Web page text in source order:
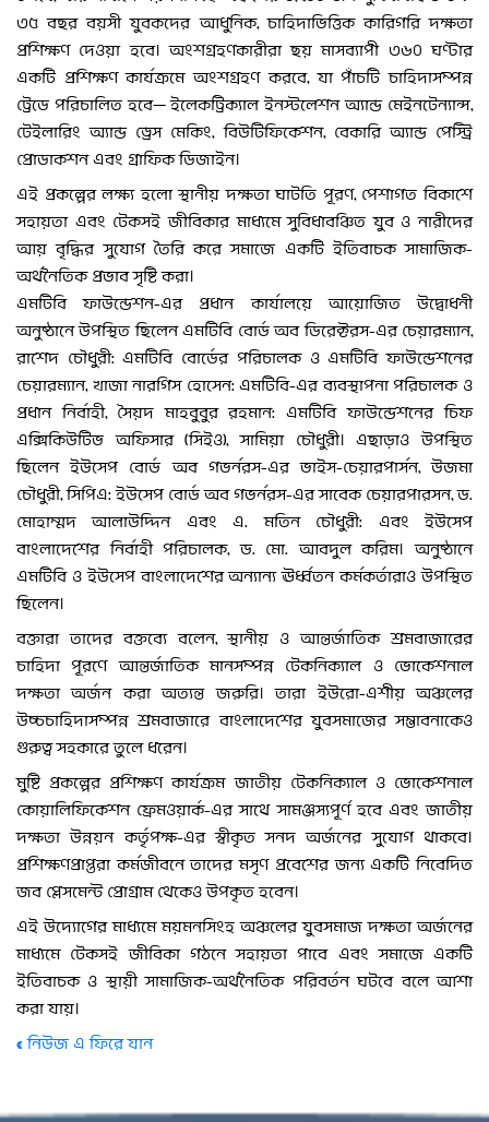
৩৫ বছর বয়সী যুবকদের আধুনিক, চাহিদাভিত্তিক কারিগরি দক্ষতা
প্রশিক্ষণ দেওয়া হবে। অংশগ্রহণকারীরা ছয় মাসব্যাপী ৩৬০ ঘণ্টার
একটি প্রশিক্ষণ কার্যক্রমে অংশগ্রহণ করবে, যা পাঁচটি চাহিদাসম্পন্ন
ট্রেডে পরিচালিত হবে— ইলেকট্রিক্যাল ইনস্টলেশন অ্যান্ড মেইনটেন্যান্স,
টেইলারিং অ্যান্ড ড্রেস মেকিং, বিউটিফিকেশন, বেকারি অ্যান্ড পেস্ট্রি
প্রোডাকশন এবং গ্রাফিক ডিজাইন।
এই প্রকল্পের লক্ষ্য হলো স্থানীয় দক্ষতা ঘাটতি পূরণ, পেশাগত বিকাশে
সহায়তা এবং টেকসই জীবিকার মাধ্যমে সুবিধাবঞ্চিত যুব ও নারীদের
আয় বৃদ্ধির সুযোগ তৈরি করে সমাজে একটি ইতিবাচক সামাজিক-
অর্থনৈতিক প্রভাব সৃষ্টি করা।
এমটিবি ফাউন্ডেশন-এর প্রধান কার্যালয়ে আয়োজিত উদ্বোধনী
অনুষ্ঠানে উপস্থিত ছিলেন এমটিবি বোর্ড অব ডিরেক্টরস-এর চেয়ারম্যান,
রাশেদ চৌধুরী; এমটিবি বোর্ডের পরিচালক ও এমটিবি ফাউন্ডেশনের
চেয়ারম্যান, খাজা নারগিস হোসেন; এমটিবি-এর ব্যবস্থাপনা পরিচালক ও
প্রধান নির্বাহী, সৈয়দ মাহবুবুর রহমান; এমটিবি ফাউন্ডেশনের চিফ
এক্সিকিউটিভ অফিসার (সিইও), সামিয়া চৌধুরী। এছাড়াও উপস্থিত
ছিলেন ইউসেপ বোর্ড অব গভর্নরস-এর ভাইস-চেয়ারপার্সন, উজমা
চৌধুরী, সিপিএ; ইউসেপ বোর্ড অব গভর্নরস-এর সাবেক চেয়ারপারসন, ড.
মোহাম্মদ আলাউদ্দিন এবং এ. মতিন চৌধুরী; এবং ইউসেপ
বাংলাদেশের নির্বাহী পরিচালক, ড. মো. আবদুল করিম। অনুষ্ঠানে
এমটিবি ও ইউসেপ বাংলাদেশের অন্যান্য ঊর্ধ্বতন কর্মকর্তারাও উপস্থিত
ছিলেন।
বক্তারা তাদের বক্তব্যে বলেন, স্থানীয় ও আন্তর্জাতিক শ্রমবাজারের
চাহিদা পূরণে আন্তর্জাতিক মানসম্পন্ন টেকনিক্যাল ও ভোকেশনাল
দক্ষতা অর্জন করা অত্যন্ত জরুরি। তারা ইউরো-এশীয় অঞ্চলের
উচ্চচাহিদাসম্পন্ন শ্রমবাজারে বাংলাদেশের যুবসমাজের সম্ভাবনাকেও
গুরুত্ব সহকারে তুলে ধরেন।
মুষ্টি প্রকল্পের প্রশিক্ষণ কার্যক্রম জাতীয় টেকনিক্যাল ও ভোকেশনাল
কোয়ালিফিকেশন ফ্রেমওয়ার্ক-এর সাথে সামঞ্জস্যপূর্ণ হবে এবং জাতীয়
দক্ষতা উন্নয়ন কর্তৃপক্ষ-এর স্বীকৃত সনদ অর্জনের সুযোগ থাকবে।
প্রশিক্ষণপ্রাপ্তরা কর্মজীবনে তাদের মসৃণ প্রবেশের জন্য একটি নিবেদিত
জব প্লেসমেন্ট প্রোগ্রাম থেকেও উপকৃত হবেন।
এই উদ্যোগের মাধ্যমে ময়মনসিংহ অঞ্চলের যুবসমাজ দক্ষতা অর্জনের
মাধ্যমে টেকসই জীবিকা গঠনে সহায়তা পাবে এবং সমাজে একটি
ইতিবাচক ও স্থায়ী সামাজিক-অর্থনৈতিক পরিবর্তন ঘটবে বলে আশা
করা যায়।
« নিউজ এ ফিরে যান